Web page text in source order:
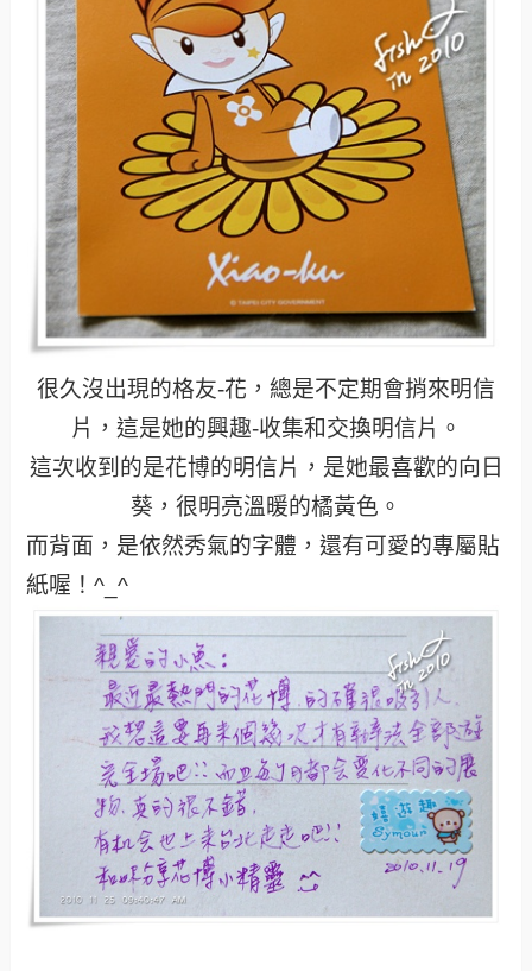
很久沒出現的格友-花，總是不定期會捎來明信
片，這是她的興趣-收集和交換明信片。
這次收到的是花博的明信片，是她最喜歡的向日
葵，很明亮溫暖的橘黃色。
而背面，是依然秀氣的字體，還有可愛的專屬貼
紙喔！^_^